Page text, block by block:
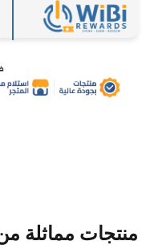
منتجات مماثلة